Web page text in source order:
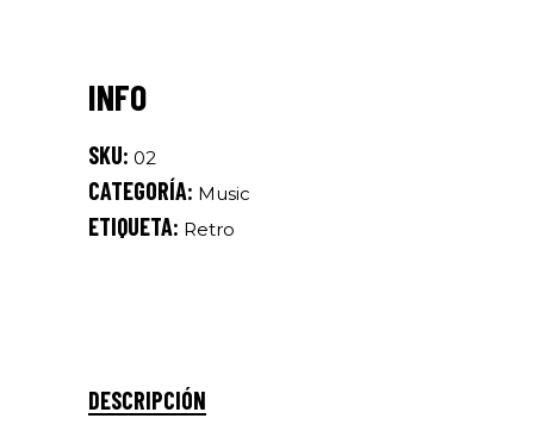
SKU: 02
CATEGORÍA: Music
ETIQUETA: Retro
DESCRIPCIÓN